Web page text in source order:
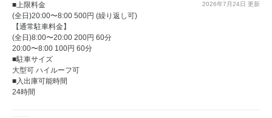
2026年7月24日 更新
■上限料金
(全日)20:00〜8:00 500円 (繰り返し可)
【通常駐車料金】
(全日)8:00〜20:00 200円 60分
20:00〜8:00 100円 60分
■駐車サイズ
大型可 ハイルーフ可
■入出庫可能時間
24時間